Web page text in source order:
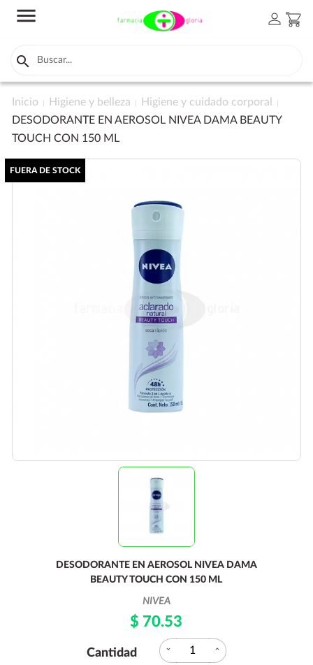
menu person shopping_cart

Inicio Higiene y belleza
Higiene y cuidado corporal
DESODORANTE EN AEROSOL NIVEA DAMA BEAUTY
TOUCH CON 150 ML
FUERA DE STOCK
DESODORANTE EN AEROSOL NIVEA DAMA
BEAUTY TOUCH CON 150 ML
NIVEA
$ 70.53
Cantidad expand_more expand_less